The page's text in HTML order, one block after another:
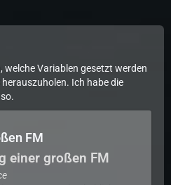
welche Variablen gesetzt werden
Ich habe die
FM
einer großen FM